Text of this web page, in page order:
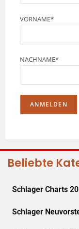
VORNAME*
NACHNAME*
Beliebte
Schlager Charts
Schlager